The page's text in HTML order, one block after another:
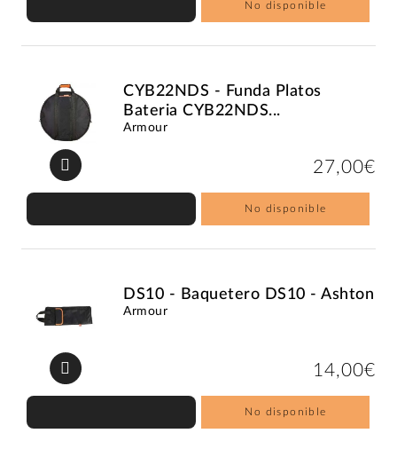
No disponible
CYB22NDS - Funda Platos
Bateria CYB22NDS...
Armour
27,00€
No disponible
DS10 - Baquetero DS10 - Ashton
Armour
14,00€
No disponible